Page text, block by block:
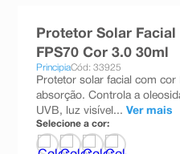
Protetor Solar
FPS70 Cor 3.0 30ml
PrincipiaCód: 33925
Protetor solar facial com
absorção. Controla a
UVB, luz visível... Ver mais
Selecione a cor:
teste gravidez
10ºesmalte